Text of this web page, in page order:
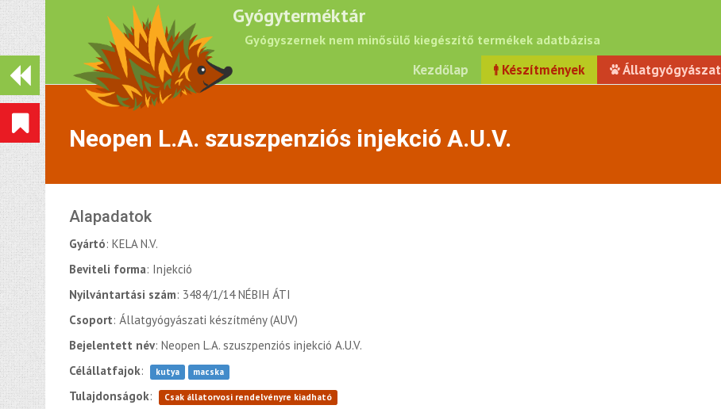
Gyógyterméktár
Gyógyszernek nem minősülő kiegészítő termékek adatbázisa
Kezdőlap Készítmények Állatgyógyászat
Neopen L.A. szuszpenziós injekció A.U.V.
Alapadatok
Gyártó: KELA N.V.
Beviteli forma: Injekció
Nyilvántartási szám: 3484/1/14 NÉBIH ÁTI
Csoport: Állatgyógyászati készítmény (AUV)
Bejelentett név: Neopen L.A. szuszpenziós injekció A.U.V.
Célállatfajok: kutya macska
Tulajdonságok: Csak állatorvosi rendelvényre kiadható